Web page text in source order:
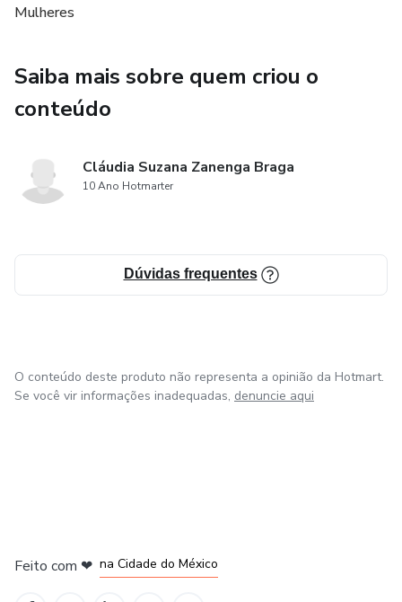
Mulheres
Saiba mais sobre quem criou o
conteúdo
Cláudia Suzana Zanenga Braga
10 Ano Hotmarter
Dúvidas frequentes
O conteúdo deste produto não representa a opinião da Hotmart.
Se você vir informações inadequadas, denuncie aqui
Feito com ❤ na Cidade do México